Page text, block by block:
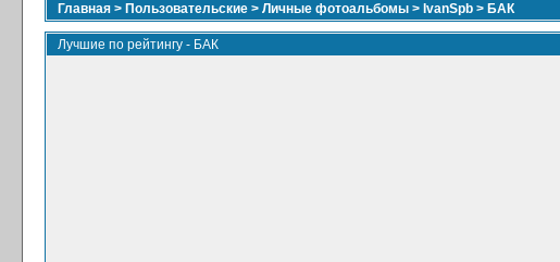
Главная > Пользовательские > Личные фотоальбомы > IvanSpb > БАК
Лучшие по рейтингу - БАК